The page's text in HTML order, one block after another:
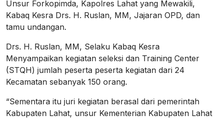
Unsur Forkopimda, Kapolres Lahat yang Mewakili,
Kabaq Kesra Drs. H. Ruslan, MM, Jajaran OPD, dan
tamu undangan.
Drs. H. Ruslan, MM, Selaku Kabaq Kesra
Menyampaikan kegiatan seleksi dan Training Center
(STQH) jumlah peserta peserta kegiatan dari 24
Kecamatan sebanyak 150 orang.
“Sementara itu juri kegiatan berasal dari pemerintah
Kabupaten Lahat, unsur Kementerian Kabupaten Lahat